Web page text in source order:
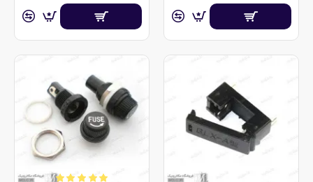
فیوز شیشه ای کوچک 20 آمپر 250V 1A